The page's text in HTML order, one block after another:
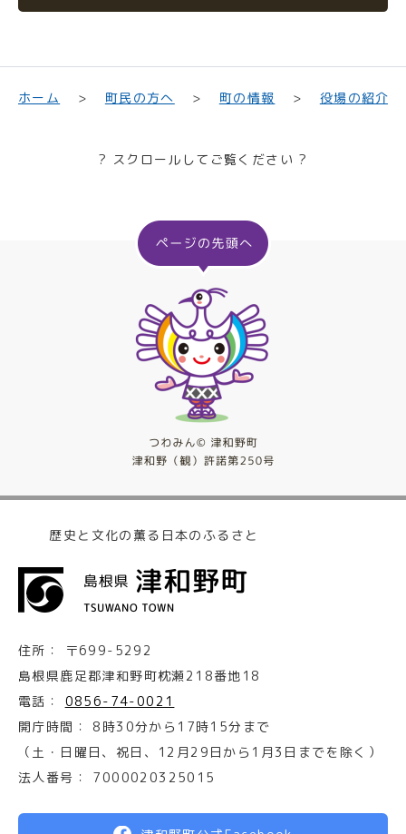
ホーム 町民の方へ 町の情報 役場の紹介
? スクロールしてご覧ください ?
歴史と文化の薫る日本のふるさと
住所：
〒699-5292
島根県鹿足郡津和野町枕瀬218番地18
電話：
0856-74-0021
開庁時間：
8時30分から17時15分まで
（土・日曜日、祝日、12月29日から1月3日までを除く）
法人番号：
7000020325015